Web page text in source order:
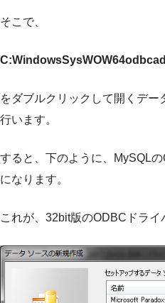
そこで、
をダブルクリックして開くデ
行います。
すると、下のように、MySQL
になります。
これが、32bit版のODBCドライ